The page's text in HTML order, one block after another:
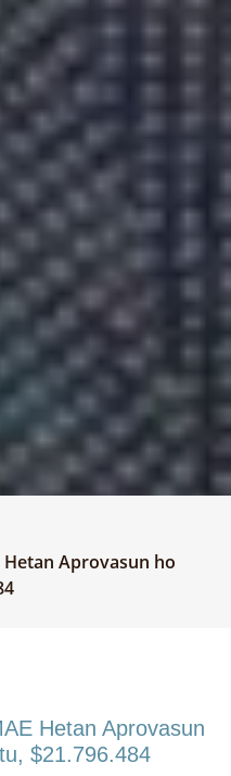
Hetan Aprovasun ho
Hetan Aprovasun
$21.796.484